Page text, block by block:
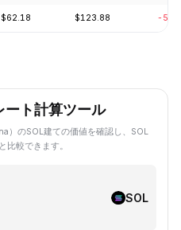
$62.18 $123.88 -
ート計算ツール
）のSOL建ての価値を確認し、SOL
比較できます。
SOL